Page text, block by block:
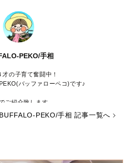
PEKO/手相
の子育て奮闘中！
バッファローペコ)です♪
ご紹介致します
、本当大忙しなママやパパの息抜きにな
BUFFALO-PEKO/手相 記事一覧へ